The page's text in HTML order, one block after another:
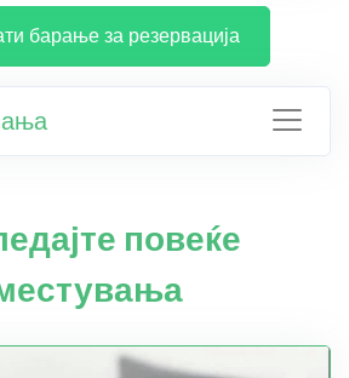
барање за резервација
повеќе